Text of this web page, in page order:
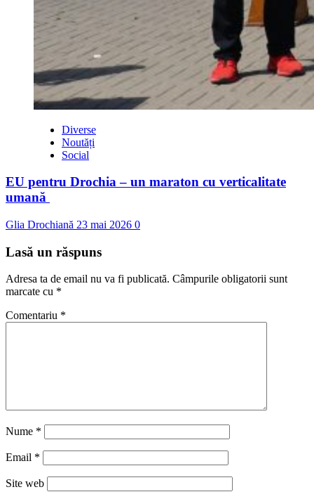
Diverse
Noutăți
Social
EU pentru Drochia – un maraton cu verticalitate
umană
Glia Drochiană 23 mai 2026 0
Lasă un răspuns
Adresa ta de email nu va fi publicată. Câmpurile obligatorii sunt
marcate cu *
Comentariu *
Nume *
Email *
Site web